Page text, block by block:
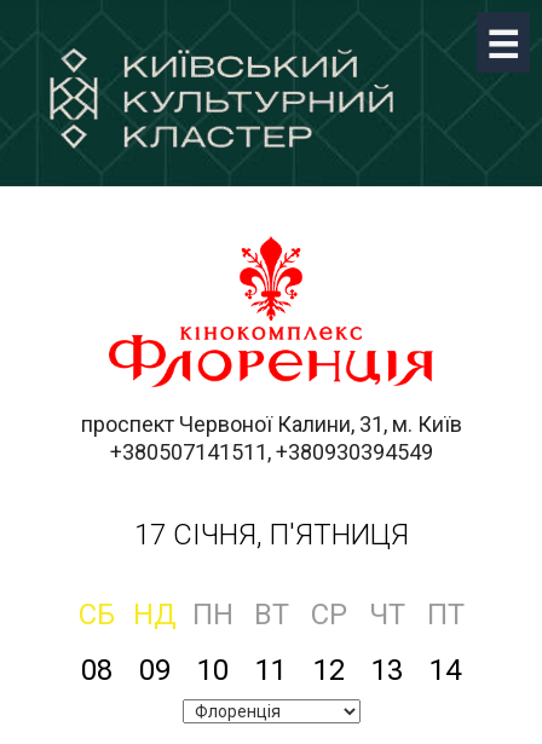
проспект Червоної Калини, 31, м. Київ
+380507141511, +380930394549
17 СІЧНЯ, П'ЯТНИЦЯ
СБ НД ПН ВТ СР ЧТ
ПТ
08
09 10 11 12 13 14